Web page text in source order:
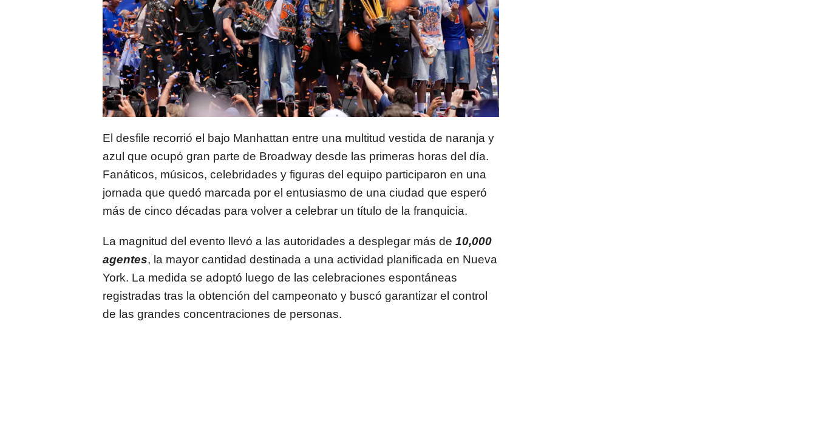
El desfile recorrió el bajo Manhattan entre una multitud vestida de naranja y
azul que ocupó gran parte de Broadway desde las primeras horas del día.
Fanáticos, músicos, celebridades y figuras del equipo participaron en una
jornada que quedó marcada por el entusiasmo de una ciudad que esperó
más de cinco décadas para volver a celebrar un título de la franquicia.
La magnitud del evento llevó a las autoridades a desplegar más de 10,000
agentes, la mayor cantidad destinada a una actividad planificada en Nueva
York. La medida se adoptó luego de las celebraciones espontáneas
registradas tras la obtención del campeonato y buscó garantizar el control
de las grandes concentraciones de personas.